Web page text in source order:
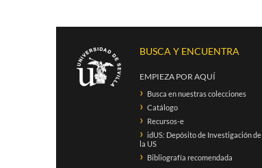
BUSCA Y ENCUENTRA
EMPIEZA POR AQUÍ
Busca en nuestras colecciones
Catálogo
Recursos-e
idUS: Depósito de Investigación de
la US
Bibliografía recomendada